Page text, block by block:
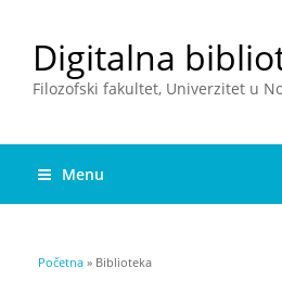
Digitalna
Filozofski fakultet, Univerzitet u
Menu
You are here
Početna » Biblioteka